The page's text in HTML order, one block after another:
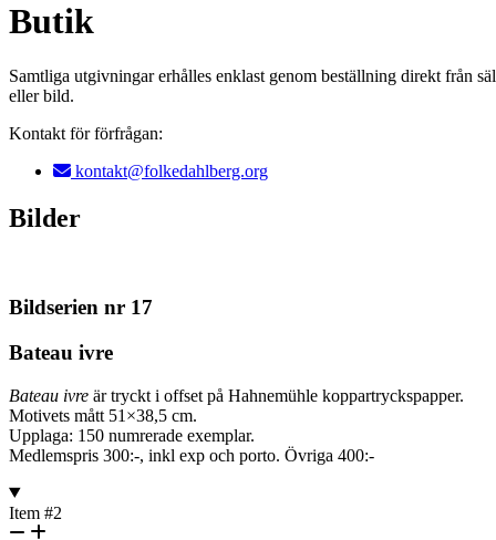
Butik
Samtliga utgivningar erhålles enklast genom beställning direkt från
eller bild.
Kontakt för förfrågan:
kontakt@folkedahlberg.org
Bilder
Bildserien nr 17
Bateau ivre
Bateau ivre är tryckt i offset på Hahnemühle koppartryckspapper.
Motivets mått 51×38,5 cm.
Upplaga: 150 numrerade exemplar.
Medlemspris 300:-, inkl exp och porto. Övriga 400:-
Item #2